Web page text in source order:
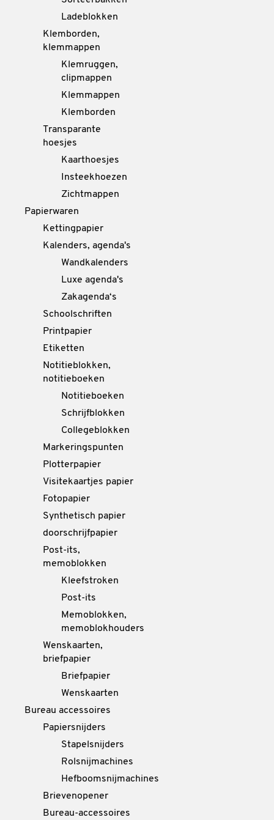
Ladeblokken
Klemborden,
klemmappen
Klemruggen,
clipmappen
Klemmappen
Klemborden
Transparante
hoesjes
Kaarthoesjes
Insteekhoezen
Zichtmappen
Papierwaren
Kettingpapier
Kalenders, agenda's
Wandkalenders
Luxe agenda's
Zakagenda‘s
Schoolschriften
Printpapier
Etiketten
Notitieblokken,
notitieboeken
Notitieboeken
Schrijfblokken
Collegeblokken
Markeringspunten
Plotterpapier
Visitekaartjes papier
Fotopapier
Synthetisch papier
doorschrijfpapier
Post-its,
memoblokken
Kleefstroken
Post-its
Memoblokken,
memoblokhouders
Wenskaarten,
briefpapier
Briefpapier
Wenskaarten
Bureau accessoires
Papiersnijders
Stapelsnijders
Rolsnijmachines
Hefboomsnijmachines
Brievenopener
Bureau-accessoires